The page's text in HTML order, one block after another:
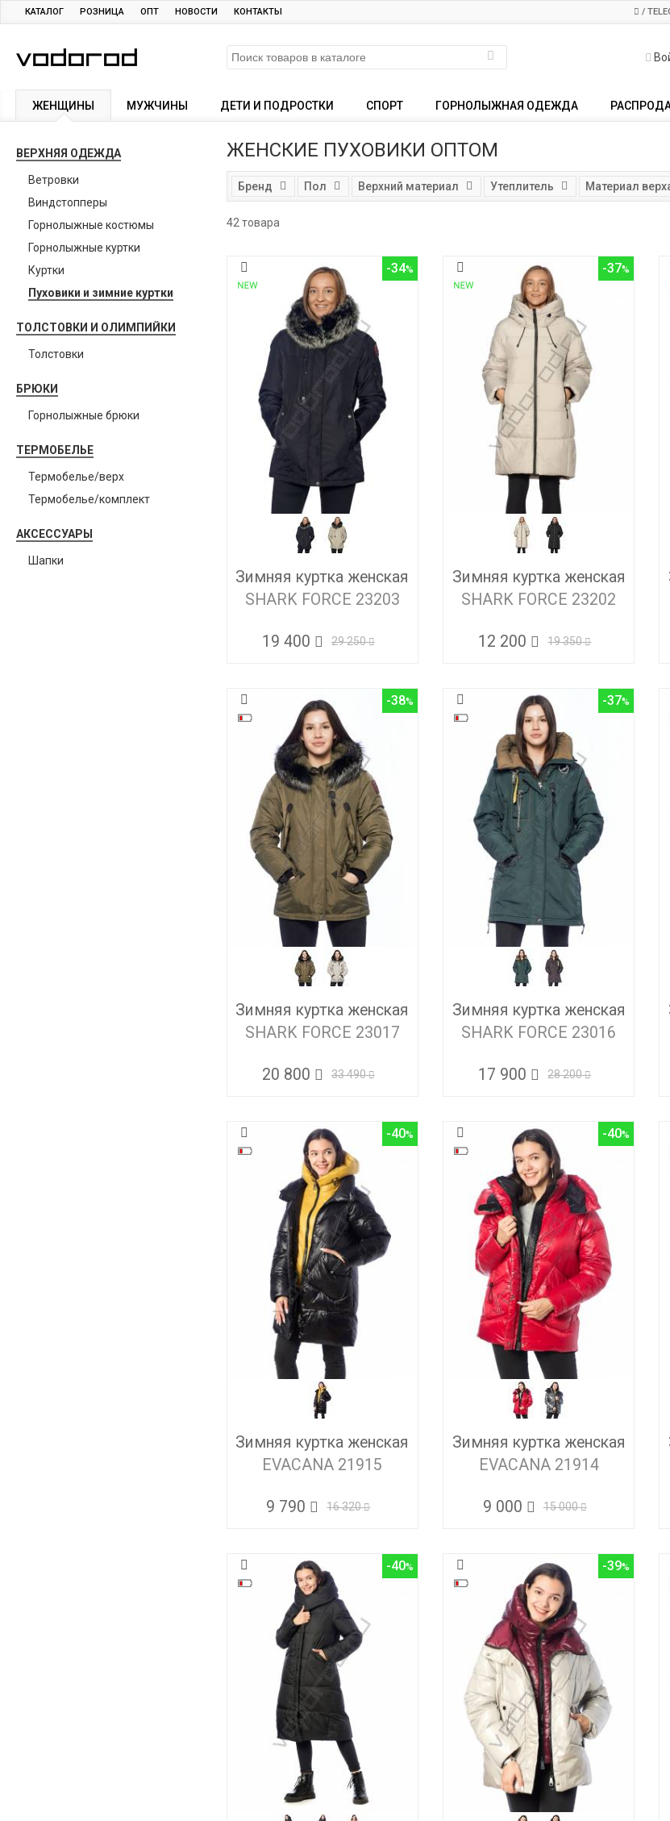
КАТАЛОГ РОЗНИЦА ОПТ НОВОСТИ КОНТАКТЫ /
ЖЕНЩИНЫ МУЖЧИНЫ ДЕТИ И ПОДРОСТКИ СПОРТ ГОРНОЛЫЖНАЯ ОДЕЖДА
ВЕРХНЯЯ ОДЕЖДА
Ветровки
Виндстопперы
Горнолыжные костюмы
Горнолыжные куртки
Куртки
Пуховики и зимние куртки
ТОЛСТОВКИ И ОЛИМПИЙКИ
Толстовки
БРЮКИ
Горнолыжные брюки
ТЕРМОБЕЛЬЕ
Термобелье/верх
Термобелье/комплект
АКСЕССУАРЫ
Шапки
ЖЕНСКИЕ ПУХОВИКИ ОПТОМ
Бренд Пол Верхний материал Утеплитель Материал
42 товара
-34
Зимняя куртка женская
SHARK FORCE 23203
19 400 29 250
-37
Зимняя куртка женская
SHARK FORCE 23202
12 200 19 350
-38
Зимняя куртка женская
SHARK FORCE 23017
20 800 33 490
-37
Зимняя куртка женская
SHARK FORCE 23016
17 900 28 200
-40
Зимняя куртка женская
EVACANA 21915
9 790 16 320
-40
Зимняя куртка женская
EVACANA 21914
9 000 15 000
-40 -39